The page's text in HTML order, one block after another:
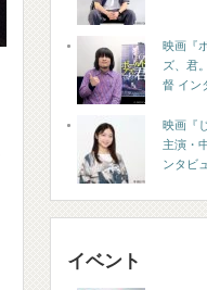
映画『
ズ、君
督 イン
映画『
主演・
ンタビ
イベント